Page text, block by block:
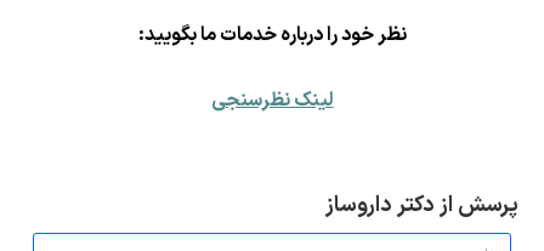
نظر خود را درباره خدمات ما بگویید:
لینک نظرسنجی
پرسش از دکتر داروساز